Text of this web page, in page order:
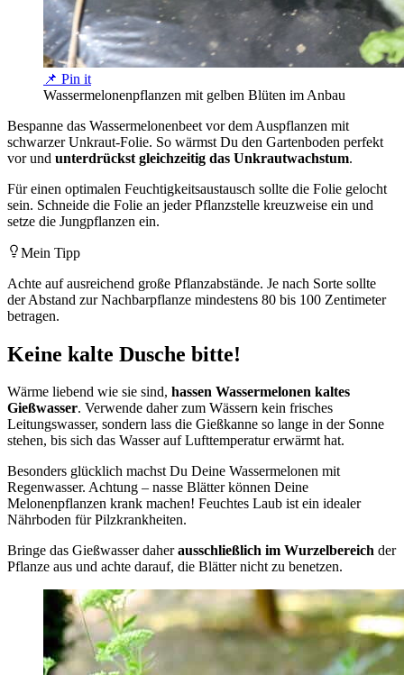
📌 Pin it
Wassermelonenpflanzen mit gelben Blüten im Anbau
Bespanne das Wassermelonenbeet vor dem Auspflanzen mit
schwarzer Unkraut-Folie. So wärmst Du den Gartenboden perfekt
vor und unterdrückst gleichzeitig das Unkrautwachstum.
Für einen optimalen Feuchtigkeitsaustausch sollte die Folie gelocht
sein. Schneide die Folie an jeder Pflanzstelle kreuzweise ein und
setze die Jungpflanzen ein.
Mein Tipp
Achte auf ausreichend große Pflanzabstände. Je nach Sorte sollte
der Abstand zur Nachbarpflanze mindestens 80 bis 100 Zentimeter
betragen.
Keine kalte Dusche bitte!
Wärme liebend wie sie sind, hassen Wassermelonen kaltes
Gießwasser. Verwende daher zum Wässern kein frisches
Leitungswasser, sondern lass die Gießkanne so lange in der Sonne
stehen, bis sich das Wasser auf Lufttemperatur erwärmt hat.
Besonders glücklich machst Du Deine Wassermelonen mit
Regenwasser. Achtung – nasse Blätter können Deine
Melonenpflanzen krank machen! Feuchtes Laub ist ein idealer
Nährboden für Pilzkrankheiten.
Bringe das Gießwasser daherausschließlich im Wurzelbereich der
Pflanze aus und achte darauf, die Blätter nicht zu benetzen.